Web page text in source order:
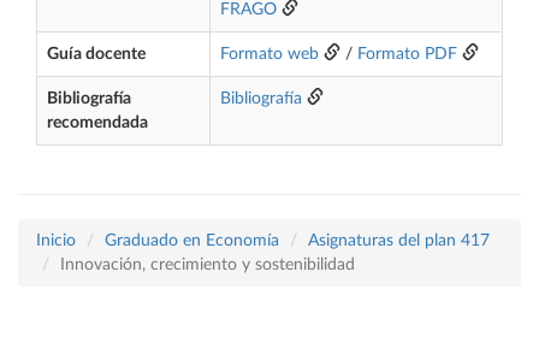
FRAGO
Guía docente Formato web / Formato PDF
Bibliografía
recomendada
Bibliografía
Inicio Graduado en Economía
Asignaturas del plan 417
Innovación, crecimiento y sostenibilidad